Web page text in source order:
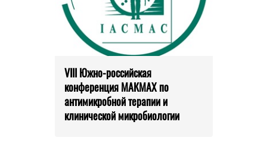
VIII Южно-российская
конференция МАКМАХ по
антимикробной терапии и
клинической микробиологии